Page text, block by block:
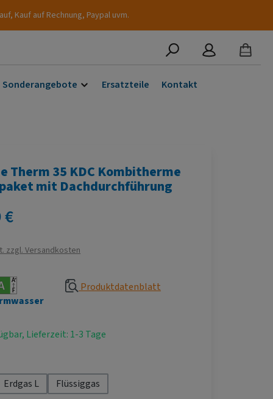
Kauf auf Rechnung, Paypal uvm.
Sonderangebote Ersatzteile Kontakt
Therm 35 KDC Kombitherme
mit Dachdurchführung
€
zzgl. Versandkosten
Produktdatenblatt
Lieferzeit: 1-3 Tage
Erdgas L Flüssiggas